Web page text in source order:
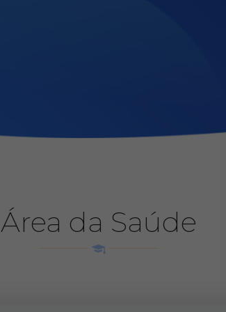
Área da Saúde